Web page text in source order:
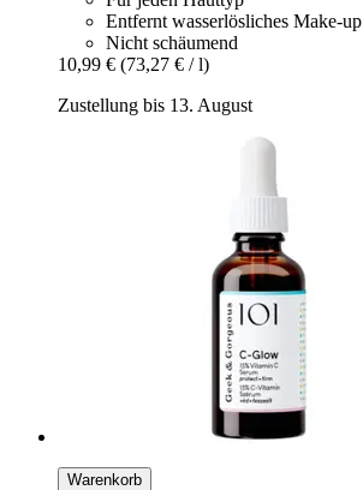
Entfernt wasserlösliches Make-up
Nicht schäumend
10,99 € (73,27 € / l)
Zustellung bis 13. August
Warenkorb